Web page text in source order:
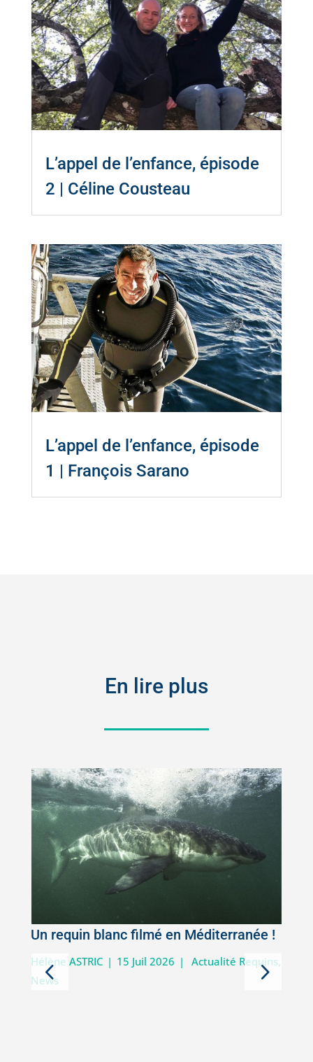
L’appel de l’enfance, épisode
2 | Céline Cousteau
L’appel de l’enfance, épisode
1 | François Sarano
En lire plus
Un requin blanc filmé en Méditerranée !
Hélène ASTRIC | 15 Juil 2026 | Actualité Requins,
News